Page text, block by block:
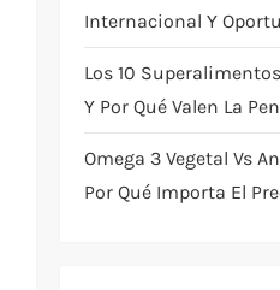
Internacional Y
Los 10
Y Por Qué Valen La
Omega 3 Vegetal Vs
Por Qué Importa El